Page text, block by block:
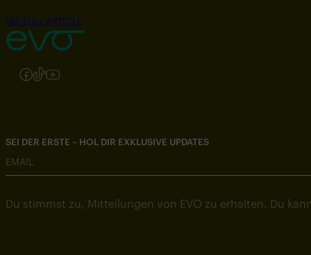
SEE FULL ARTICLE
Folgen Sie uns auf Instagram
Folgen Sie uns auf Facebook
Folgen Sie uns auf TikTok
Folgen Sie uns auf YouTube
SEI DER ERSTE – HOL DIR EXKLUSIVE UPDATES
EMAIL
Du stimmst zu, Mitteilungen von EVO zu erhalten. Du